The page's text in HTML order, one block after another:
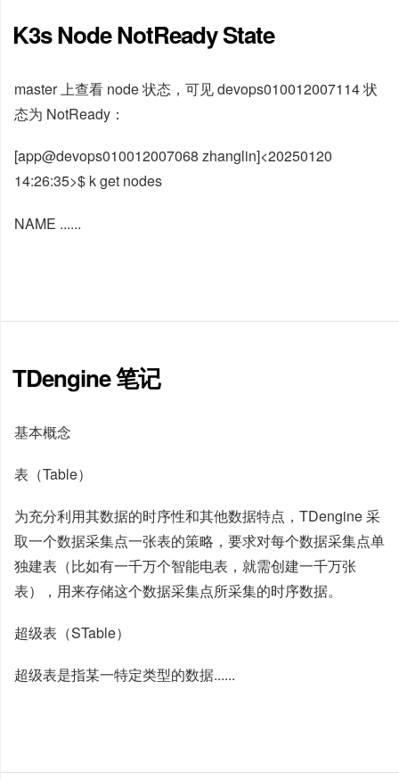
K3s Node NotReady State
master 上查看 node 状态，可见 devops010012007114 状
态为 NotReady：
[app@devops010012007068 zhanglin]<20250120
14:26:35>$ k get nodes
NAME ......
TDengine 笔记
基本概念
表（Table）
为充分利用其数据的时序性和其他数据特点，TDengine 采
取一个数据采集点一张表的策略，要求对每个数据采集点单
独建表（比如有一千万个智能电表，就需创建一千万张
表），用来存储这个数据采集点所采集的时序数据。
超级表（STable）
超级表是指某一特定类型的数据......